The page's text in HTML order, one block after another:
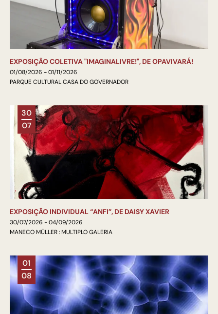
EXPOSIÇÃO COLETIVA "IMAGINALIVRE!", DE OPAVIVARÁ!
01/08/2026 - 01/11/2026
PARQUE CULTURAL CASA DO GOVERNADOR
30
07
EXPOSIÇÃO INDIVIDUAL “ANFI”, DE DAISY XAVIER
30/07/2026 - 04/09/2026
MANECO MÜLLER : MULTIPLO GALERIA
01
08